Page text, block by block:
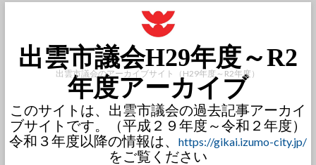
出雲市議会H29年度～R2
年度アーカイブ
出雲市議会のアーカイブサイト（H29年度～R2年度）
このサイトは、出雲市議会の過去記事アーカイ
ブサイトです。（平成２９年度～令和２年度）
令和３年度以降の情報は、
https://gikai.izumo-city.jp/
をご覧ください